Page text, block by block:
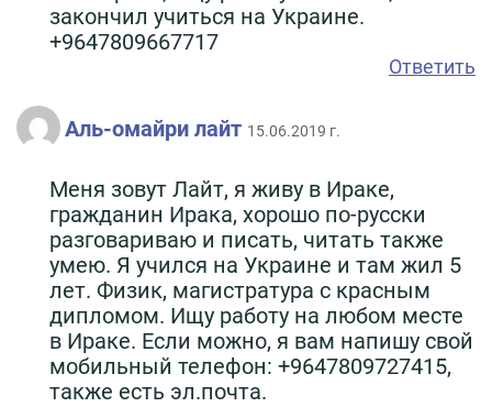
закончил учиться на Украине.
+9647809667717
Ответить
Аль-омайри лайт 15.06.2019 г.
Меня зовут Лайт, я живу в Ираке,
гражданин Ирака, хорошо по-русски
разговариваю и писать, читать также
умею. Я учился на Украине и там жил 5
лет. Физик, магистратура с красным
дипломом. Ищу работу на любом месте
в Ираке. Если можно, я вам напишу свой
мобильный телефон: +9647809727415,
также есть эл.почта.